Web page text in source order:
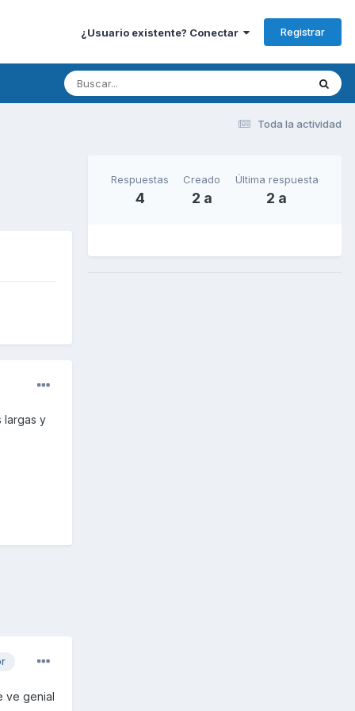
¿Usuario existente? Conectar Registrar
Toda la actividad
largas y
ve genial
Respuestas
4
Creado
2 a
Última respuesta
2 a